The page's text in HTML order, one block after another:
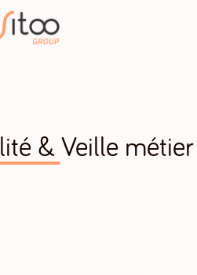
& Veille métier